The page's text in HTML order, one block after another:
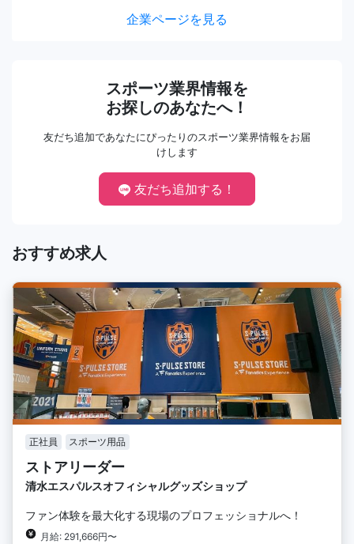
企業ページを見る
スポーツ業界情報を
お探しのあなたへ！
友だち追加であなたにぴったりのスポーツ業界情報をお届
けします
友だち追加する！
おすすめ求人
正社員 スポーツ用品
ストアリーダー
清水エスパルスオフィシャルグッズショップ
ファン体験を最大化する現場のプロフェッショナルへ！
月給: 291,666円〜